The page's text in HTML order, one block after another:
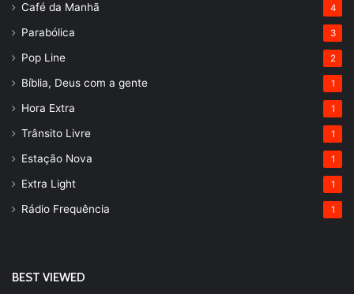
Café da Manhã 4
Parabólica 3
Pop Line 2
Bíblia, Deus com a gente 1
Hora Extra 1
Trânsito Livre 1
Estação Nova 1
Extra Light 1
Rádio Frequência 1
BEST VIEWED